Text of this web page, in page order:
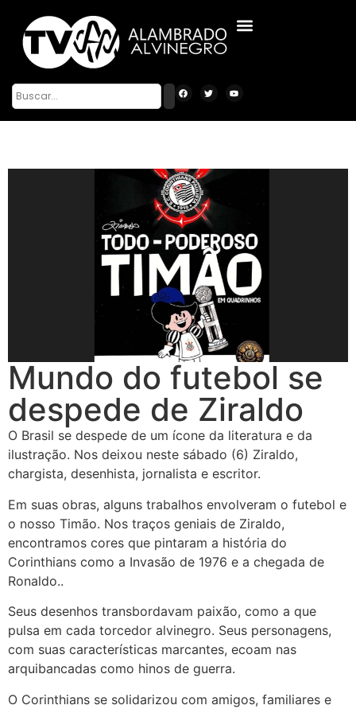
Mundo do futebol se
despede de Ziraldo
O Brasil se despede de um ícone da literatura e da
ilustração. Nos deixou neste sábado (6) Ziraldo,
chargista, desenhista, jornalista e escritor.
Em suas obras, alguns trabalhos envolveram o futebol e
o nosso Timão. Nos traços geniais de Ziraldo,
encontramos cores que pintaram a história do
Corinthians como a Invasão de 1976 e a chegada de
Ronaldo..
Seus desenhos transbordavam paixão, como a que
pulsa em cada torcedor alvinegro. Seus personagens,
com suas características marcantes, ecoam nas
arquibancadas como hinos de guerra.
O Corinthians se solidarizou com amigos, familiares e